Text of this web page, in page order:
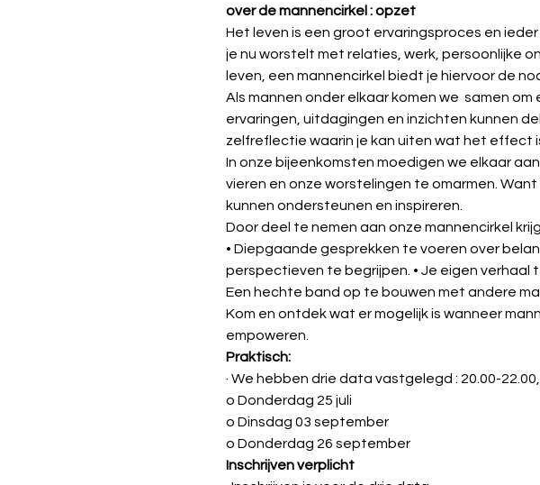
over de mannencirkel : opzet
Het leven is een groot ervaringsproces en
je nu worstelt met relaties, werk, persoonlijke
leven, een mannencirkel biedt je hiervoor de
Als mannen onder elkaar komen we  samen
ervaringen, uitdagingen en inzichten kunnen
zelfreflectie waarin je kan uiten wat het effect
In onze bijeenkomsten moedigen we elkaar
vieren en onze worstelingen te omarmen.
kunnen ondersteunen en inspireren.
Door deel te nemen aan onze mannencirkel
• Diepgaande gesprekken te voeren over
perspectieven te begrijpen. • Je eigen verhaal
Een hechte band op te bouwen met andere
Kom en ontdek wat er mogelijk is wanneer
empoweren.
Praktisch:
· We hebben drie data vastgelegd : 20.00-
o Donderdag 25 juli
o Dinsdag 03 september
o Donderdag 26 september
Inschrijven verplicht